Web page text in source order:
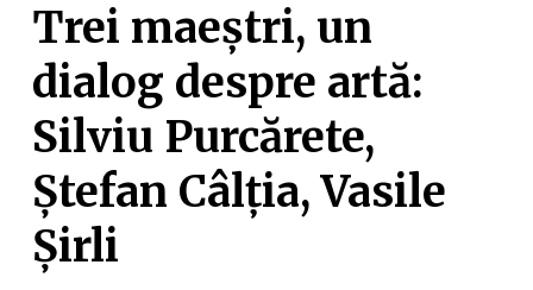
Trei maeștri, un
dialog despre artă:
Silviu Purcărete,
Ștefan Câlția, Vasile
Șirli